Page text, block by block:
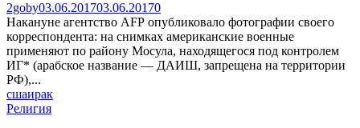
2goby03.06.201703.06.20170
Накануне агентство AFP опубликовало фотографии своего
корреспондента: на снимках американские военные
применяют по району Мосула, находящегося под контролем
ИГ* (арабское название — ДАИШ, запрещена на территории
РФ),...
сшаирак
Религия